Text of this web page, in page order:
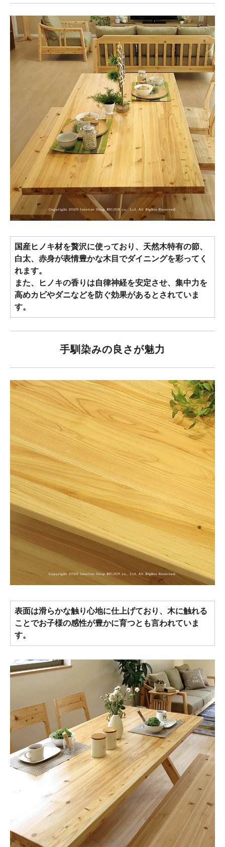
国産ヒノキ材を贅沢に使っており、天然木特有の節、
白太、赤身が表情豊かな木目でダイニングを彩ってく
れます。
また、ヒノキの香りは自律神経を安定させ、集中力を
高めカビやダニなどを防ぐ効果があるとされていま
す。
手馴染みの良さが魅力
表面は滑らかな触り心地に仕上げており、木に触れる
ことでお子様の感性が豊かに育つとも言われていま
す。